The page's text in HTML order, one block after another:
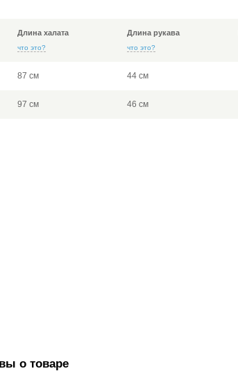
Длина халата
что это?
Длина рукава
что это?
87 см 44 см
97 см 46 см
о товаре